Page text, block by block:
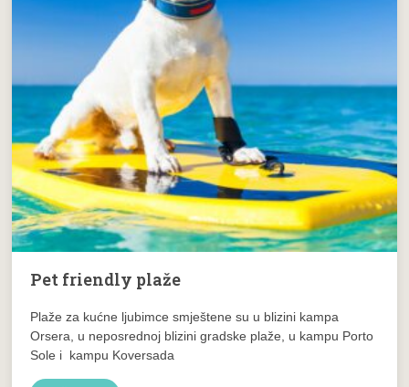
Pet friendly plaže
Plaže za kućne ljubimce smještene su u blizini kampa
Orsera, u neposrednoj blizini gradske plaže, u kampu Porto
Sole i kampu Koversada